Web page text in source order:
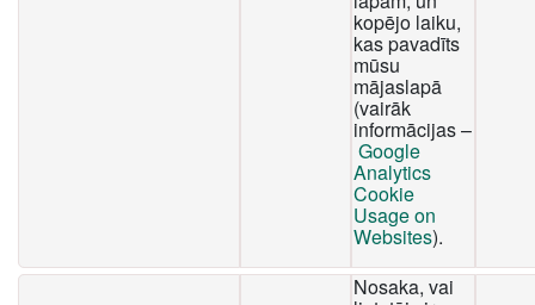
kopējo laiku,
kas pavadīts
mūsu
mājaslapā
(vairāk
informācijas –
Google
Analytics
Cookie
Usage on
Websites).
Nosaka, vai